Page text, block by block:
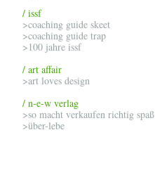
/ issf
>coaching guide skeet
>coaching guide trap
>100 jahre issf
/ art affair
>art loves design
/ n-e-w verlag
>so macht verkaufen richtig spaß
>über-lebe